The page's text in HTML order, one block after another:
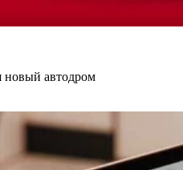
новый автодром